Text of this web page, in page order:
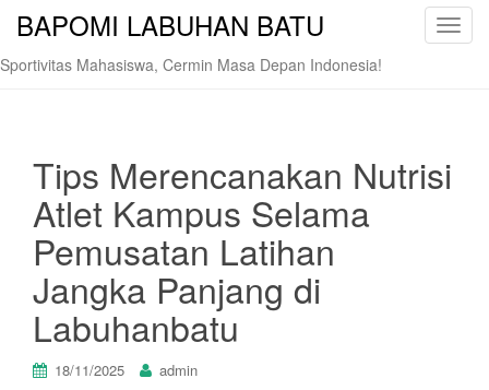
T
BAPOMI LABUHAN BATU
Sportivitas Mahasiswa, Cermin Masa Depan Indonesia!
Tips Merencanakan Nutrisi
Atlet Kampus Selama
Pemusatan Latihan
Jangka Panjang di
Labuhanbatu
18/11/2025 admin